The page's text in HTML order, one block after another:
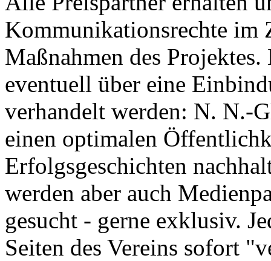
Kommunikationsrechte im
Maßnahmen des
eventuell über eine
verhandelt werden: N. N.-
einen optimalen
Erfolgsgeschichten
werden aber auch
gesucht - gerne exklusiv.
Seiten des Vereins sofort